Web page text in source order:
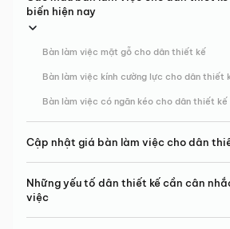
biến hiện nay
Bàn làm việc mặt gỗ cho dân thiết kế
Bàn làm việc kính cường lực cho dân thiết
Bàn làm việc có ngăn kéo cho dân thiết kế
Cập nhật giá bàn làm việc cho dân
Những yếu tố dân thiết kế cần cân
việc